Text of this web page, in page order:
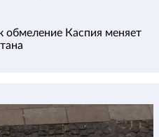
обмеление Каспия меняет